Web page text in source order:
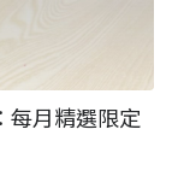
每月精選限定